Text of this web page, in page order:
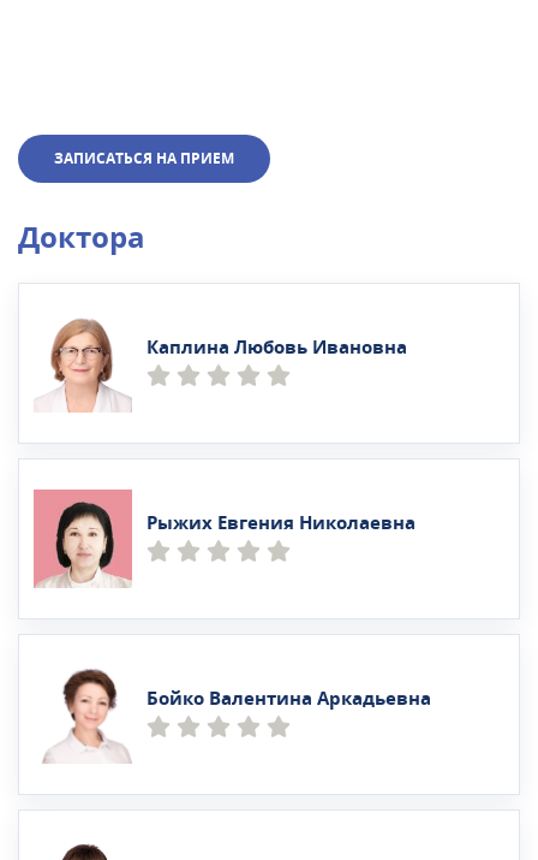
ЗАПИСАТЬСЯ НА ПРИЕМ
Доктора
Каплина Любовь Ивановна
Рыжих Евгения Николаевна
Бойко Валентина Аркадьевна